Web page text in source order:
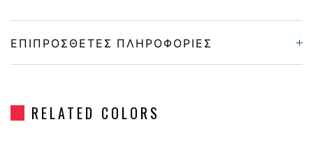
ΕΠΙΠΡΌΣΘΕΤΕΣ ΠΛΗΡΟΦΟΡΊΕΣ
Gender Unisex
RELATED COLORS